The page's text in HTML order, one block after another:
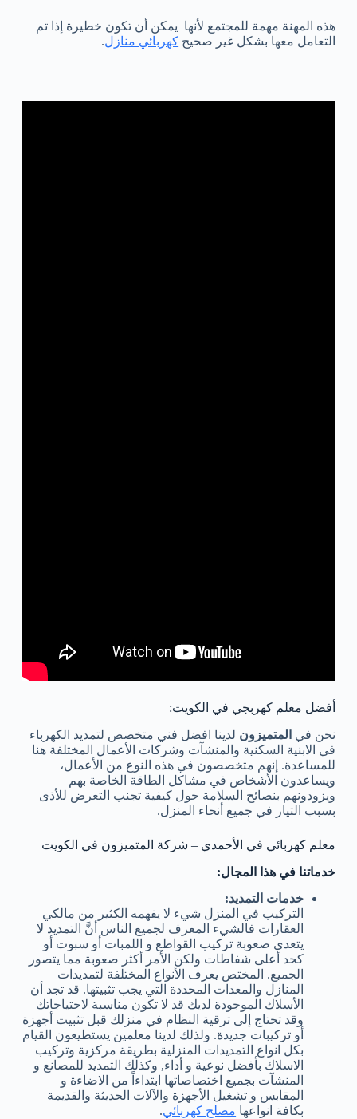
هذه المهنة مهمة للمجتمع لأنها يمكن أن تكون خطيرة إذا تم
التعامل معها بشكل غير صحيح كهربائي منازل.
أفضل معلم كهربجي في الكويت:
نحن في المتميزون لدينا افضل فني متخصص لتمديد الكهرباء
في الابنية السكنية والمنشآت وشركات الأعمال المختلفة هنا
للمساعدة. إنهم متخصصون في هذه النوع من الأعمال،
ويساعدون الأشخاص في مشاكل الطاقة الخاصة بهم
ويزودونهم بنصائح السلامة حول كيفية تجنب التعرض للأذى
بسبب التيار في جميع أنحاء المنزل.
معلم كهربائي في الأحمدي – شركة المتميزون في الكويت
خدماتنا في هذا المجال:
خدمات التمديد:
التركيب في المنزل شيء لا يفهمه الكثير من مالكي
العقارات فالشيء المعرف لجميع الناس أنَّ التمديد لا
يتعدى صعوبة تركيب القواطع و اللمبات أو سبوت أو
كحد أعلى شفاطات ولكن الأمر أكثر صعوبة مما يتصور
الجميع. المختص يعرف الأنواع المختلفة لتمديدات
المنازل والمعدات المحددة التي يجب تثبيتها. قد تجد أن
الأسلاك الموجودة لديك قد لا تكون مناسبة لاحتياجاتك
وقد تحتاج إلى ترقية النظام في منزلك قبل تثبيت أجهزة
أو تركيبات جديدة. ولذلك لدينا معلمين يستطيعون القيام
بكل انواع التمديدات المنزلية بطريقة مركزية وتركيب
الاسلاك بأفضل نوعية و أداء, وكذلك التمديد للمصانع و
المنشآت بجميع اختصاصاتها ابتداءاً من الاضاءة و
المقابس و تشغيل الأجهزة والآلات الحديثة والقديمة
بكافة انواعها مصلح كهربائي.